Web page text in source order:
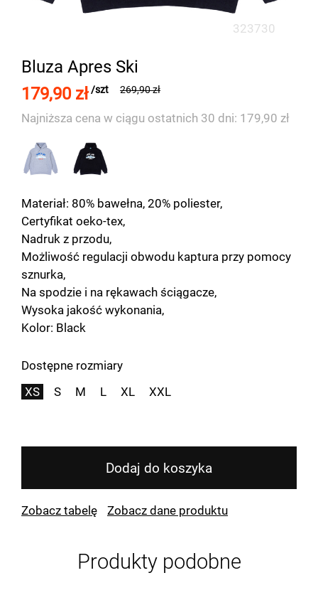
Bluza Apres Ski
323730
179,90 zł /szt 269,90 zł
Najniższa cena w ciągu ostatnich 30 dni: 179,90 zł
Materiał: 80% bawełna, 20% poliester,
Certyfikat oeko-tex,
Nadruk z przodu,
Możliwość regulacji obwodu kaptura przy pomocy
sznurka,
Na spodzie i na rękawach ściągacze,
Wysoka jakość wykonania,
Kolor: Black
Dostępne rozmiary
XS
S M L XL XXL
Dodaj do koszyka
Zobacz tabelę Zobacz dane produktu
Produkty podobne